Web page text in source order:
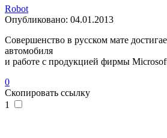
Robot
Опубликовано: 04.01.2013
Совершенство в русском мате
автомобиля
и работе с продукцией фирмы
0
Скопировать ссылку
1